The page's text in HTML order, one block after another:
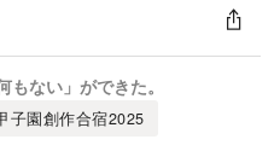
もない」ができた。
子園創作合宿2025